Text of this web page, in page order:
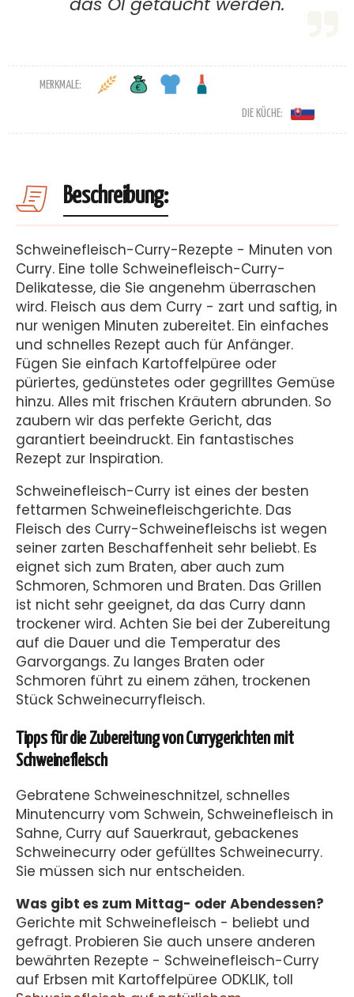
MERKMALE:
DIE KÜCHE:
Beschreibung:
Schweinefleisch-Curry-Rezepte - Minuten von
Curry. Eine tolle Schweinefleisch-Curry-
Delikatesse, die Sie angenehm überraschen
wird. Fleisch aus dem Curry - zart und saftig, in
nur wenigen Minuten zubereitet. Ein einfaches
und schnelles Rezept auch für Anfänger.
Fügen Sie einfach Kartoffelpüree oder
püriertes, gedünstetes oder gegrilltes Gemüse
hinzu. Alles mit frischen Kräutern abrunden. So
zaubern wir das perfekte Gericht, das
garantiert beeindruckt. Ein fantastisches
Rezept zur Inspiration.
Schweinefleisch-Curry ist eines der besten
fettarmen Schweinefleischgerichte. Das
Fleisch des Curry-Schweinefleischs ist wegen
seiner zarten Beschaffenheit sehr beliebt. Es
eignet sich zum Braten, aber auch zum
Schmoren, Schmoren und Braten. Das Grillen
ist nicht sehr geeignet, da das Curry dann
trockener wird. Achten Sie bei der Zubereitung
auf die Dauer und die Temperatur des
Garvorgangs. Zu langes Braten oder
Schmoren führt zu einem zähen, trockenen
Stück Schweinecurryfleisch.
Tipps für die Zubereitung von Currygerichten mit
Schweinefleisch
Gebratene Schweineschnitzel, schnelles
Minutencurry vom Schwein, Schweinefleisch in
Sahne, Curry auf Sauerkraut, gebackenes
Schweinecurry oder gefülltes Schweinecurry.
Sie müssen sich nur entscheiden.
Was gibt es zum Mittag- oder Abendessen?
Gerichte mit Schweinefleisch - beliebt und
gefragt. Probieren Sie auch unsere anderen
bewährten Rezepte - Schweinefleisch-Curry
auf Erbsen mit Kartoffelpüree ODKLIK, toll